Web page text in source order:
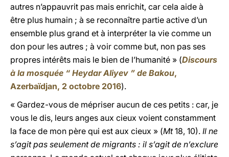
autres n’appauvrit pas mais enrichit, car cela aide à
être plus humain ; à se reconnaître partie active d’un
ensemble plus grand et à interpréter la vie comme un
don pour les autres ; à voir comme but, non pas ses
propres intérêts mais le bien de l’humanité » (Discours
à la mosquée “ Heydar Aliyev ” de Bakou,
Azerbaïdjan, 2 octobre 2016).
« Gardez-vous de mépriser aucun de ces petits : car, je
vous le dis, leurs anges aux cieux voient constamment
la face de mon père qui est aux cieux » (Mt18, 10). Il ne
s’agit pas seulement de migrants : il s’agit de n’exclure